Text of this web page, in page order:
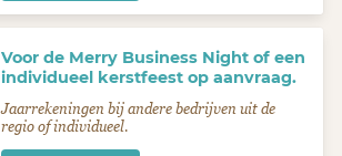
Voor de Merry Business Night of een
individueel kerstfeest op aanvraag.
Jaarrekeningen bij andere bedrijven uit de
regio of individueel.